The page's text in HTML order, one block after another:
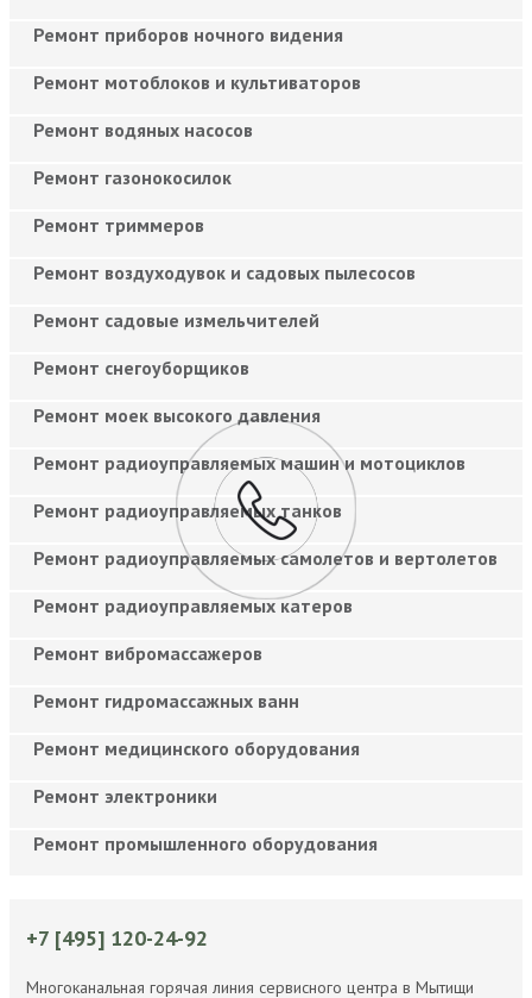
Ремонт приборов ночного видения
Ремонт мотоблоков и культиваторов
Ремонт водяных насосов
Ремонт газонокосилок
Ремонт триммеров
Ремонт воздуходувок и садовых пылесосов
Ремонт садовые измельчителей
Ремонт снегоуборщиков
Ремонт моек высокого давления
Ремонт радиоуправляемых машин и мотоциклов
Ремонт радиоуправляемых танков
Ремонт радиоуправляемых самолетов и вертолетов
Ремонт радиоуправляемых катеров
Ремонт вибромассажеров
Ремонт гидромассажных ванн
Ремонт медицинского оборудования
Ремонт электроники
Ремонт промышленного оборудования
+7 [495] 120-24-92
Многоканальная горячая линия сервисного центра в Мытищи